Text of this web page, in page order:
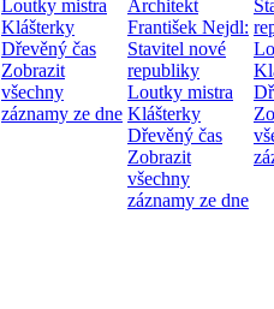
Loutky mistra
Klášterky
Dřevěný čas
Zobrazit
všechny
záznamy ze dne
Architekt
František Nejdl:
Stavitel nové
republiky
Loutky mistra
Klášterky
Dřevěný čas
Zobrazit
všechny
záznamy ze dne